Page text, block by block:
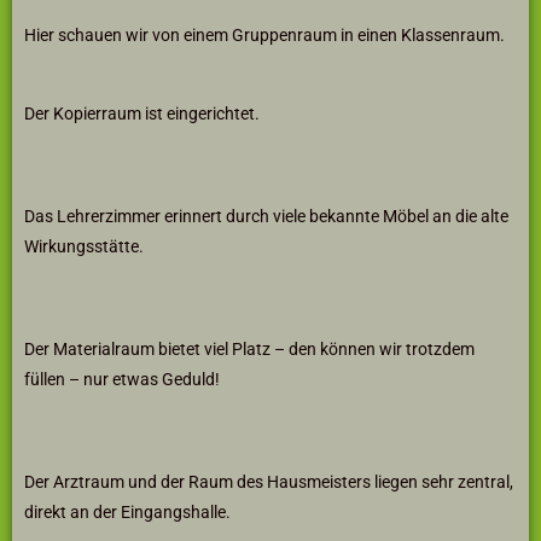
Hier schauen wir von einem Gruppenraum in einen Klassenraum.
Der Kopierraum ist eingerichtet.
Das Lehrerzimmer erinnert durch viele bekannte Möbel an die alte
Wirkungsstätte.
Der Materialraum bietet viel Platz – den können wir trotzdem
füllen – nur etwas Geduld!
Der Arztraum und der Raum des Hausmeisters liegen sehr zentral,
direkt an der Eingangshalle.